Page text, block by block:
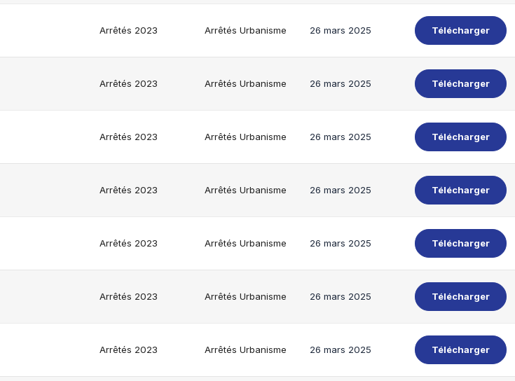
Arrêtés 2023 Arrêtés Urbanisme 26 mars 2025 Télécharger
Arrêtés 2023 Arrêtés Urbanisme 26 mars 2025 Télécharger
Arrêtés 2023 Arrêtés Urbanisme 26 mars 2025 Télécharger
Arrêtés 2023 Arrêtés Urbanisme 26 mars 2025 Télécharger
Arrêtés 2023 Arrêtés Urbanisme 26 mars 2025 Télécharger
Arrêtés 2023 Arrêtés Urbanisme 26 mars 2025 Télécharger
Arrêtés 2023 Arrêtés Urbanisme 26 mars 2025 Télécharger